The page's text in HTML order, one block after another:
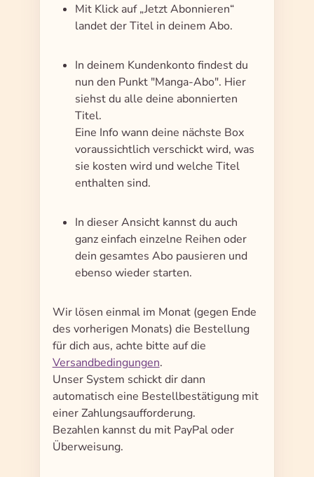
Mit Klick auf „Jetzt Abonnieren“
landet der Titel in deinem Abo.
In deinem Kundenkonto findest du
nun den Punkt "Manga-Abo". Hier
siehst du alle deine abonnierten
Titel.
Eine Info wann deine nächste Box
voraussichtlich verschickt wird, was
sie kosten wird und welche Titel
enthalten sind.
In dieser Ansicht kannst du auch
ganz einfach einzelne Reihen oder
dein gesamtes Abo pausieren und
ebenso wieder starten.
Wir lösen einmal im Monat (gegen Ende
des vorherigen Monats) die Bestellung
für dich aus, achte bitte auf die
Versandbedingungen.
Unser System schickt dir dann
automatisch eine Bestellbestätigung mit
einer Zahlungsaufforderung.
Bezahlen kannst du mit PayPal oder
Überweisung.